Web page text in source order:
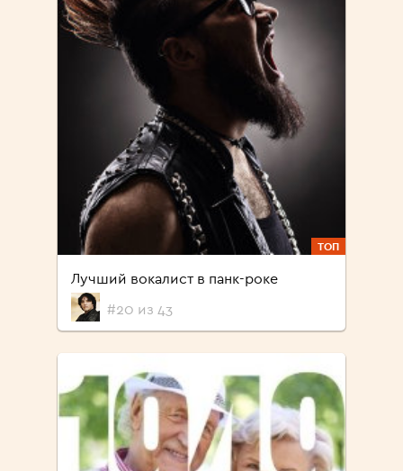
ТОП
Лучший вокалист в панк-роке
#20 из 43